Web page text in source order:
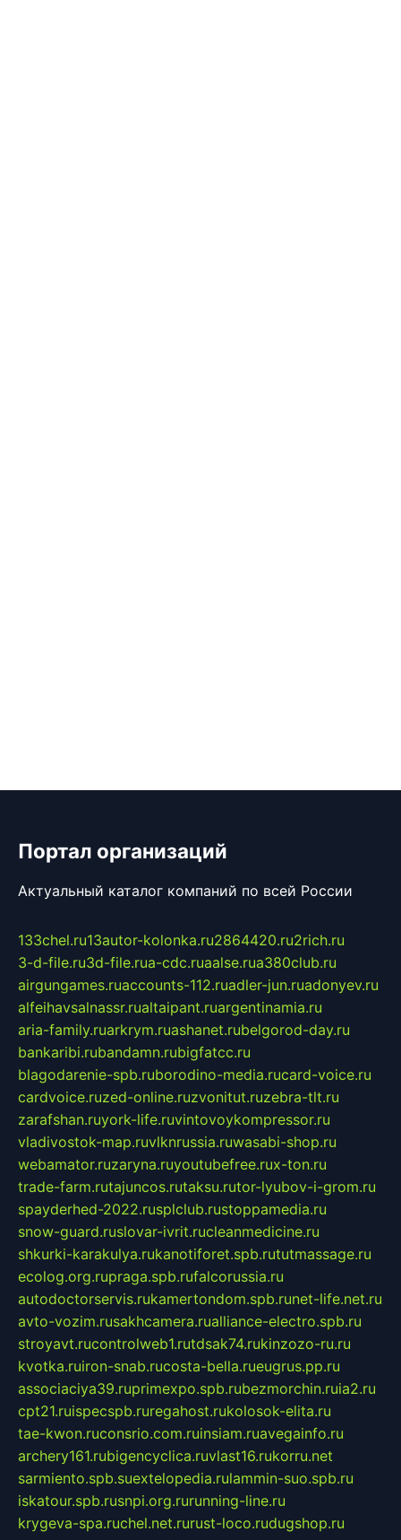
Портал организаций
Актуальный каталог компаний по всей России
133chel.ru13autor-kolonka.ru2864420.ru2rich.ru
3-d-file.ru3d-file.rua-cdc.ruaalse.rua380club.ru
airgungames.ruaccounts-112.ruadler-jun.ruadonyev.ru
alfeihavsalnassr.rualtaipant.ruargentinamia.ru
aria-family.ruarkrym.ruashanet.rubelgorod-day.ru
bankaribi.rubandamn.rubigfatcc.ru
blagodarenie-spb.ruborodino-media.rucard-voice.ru
cardvoice.ruzed-online.ruzvonitut.ruzebra-tlt.ru
zarafshan.ruyork-life.ruvintovoykompressor.ru
vladivostok-map.ruvlknrussia.ruwasabi-shop.ru
webamator.ruzaryna.ruyoutubefree.rux-ton.ru
trade-farm.rutajuncos.rutaksu.rutor-lyubov-i-grom.ru
spayderhed-2022.rusplclub.rustoppamedia.ru
snow-guard.ruslovar-ivrit.rucleanmedicine.ru
shkurki-karakulya.rukanotiforet.spb.rututmassage.ru
ecolog.org.rupraga.spb.rufalcorussia.ru
autodoctorservis.rukamertondom.spb.runet-life.net.ru
avto-vozim.rusakhcamera.rualliance-electro.spb.ru
stroyavt.rucontrolweb1.rutdsak74.rukinzozo-ru.ru
kvotka.ruiron-snab.rucosta-bella.rueugrus.pp.ru
associaciya39.ruprimexpo.spb.rubezmorchin.ruia2.ru
cpt21.ruispecspb.ruregahost.rukolosok-elita.ru
tae-kwon.ruconsrio.com.ruinsiam.ruavegainfo.ru
archery161.rubigencyclica.ruvlast16.rukorru.net
sarmiento.spb.suextelopedia.rulammin-suo.spb.ru
iskatour.spb.rusnpi.org.rurunning-line.ru
krygeva-spa.ruchel.net.rurust-loco.rudugshop.ru